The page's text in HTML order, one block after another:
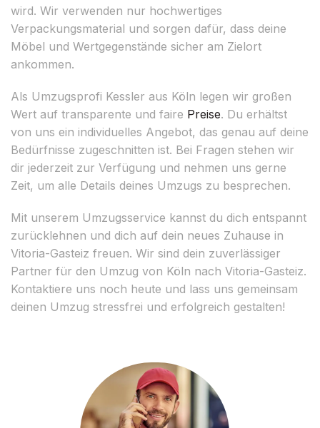
wird. Wir verwenden nur hochwertiges
Verpackungsmaterial und sorgen dafür, dass deine
Möbel und Wertgegenstände sicher am Zielort
ankommen.
Als Umzugsprofi Kessler aus Köln legen wir großen
Wert auf transparente und faire Preise. Du erhältst
von uns ein individuelles Angebot, das genau auf deine
Bedürfnisse zugeschnitten ist. Bei Fragen stehen wir
dir jederzeit zur Verfügung und nehmen uns gerne
Zeit, um alle Details deines Umzugs zu besprechen.
Mit unserem Umzugsservice kannst du dich entspannt
zurücklehnen und dich auf dein neues Zuhause in
Vitoria-Gasteiz freuen. Wir sind dein zuverlässiger
Partner für den Umzug von Köln nach Vitoria-Gasteiz.
Kontaktiere uns noch heute und lass uns gemeinsam
deinen Umzug stressfrei und erfolgreich gestalten!